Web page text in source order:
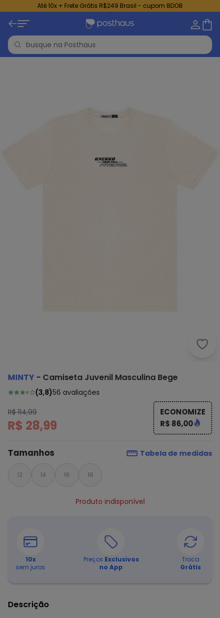
Até 10x + Frete Grátis R$249 Brasil - cupom 8DO8
MINTY - Camiseta Juvenil Masculina Bege
(3,8)56 avaliações
R$ 114,99
R$ 28,99
ECONOMIZE
R$ 86,00
Tamanhos Tabela de medidas
12 14 16 18
Produto indisponível
10x
sem juros
Preços Exclusivos
no App
Troca
Grátis
Descrição